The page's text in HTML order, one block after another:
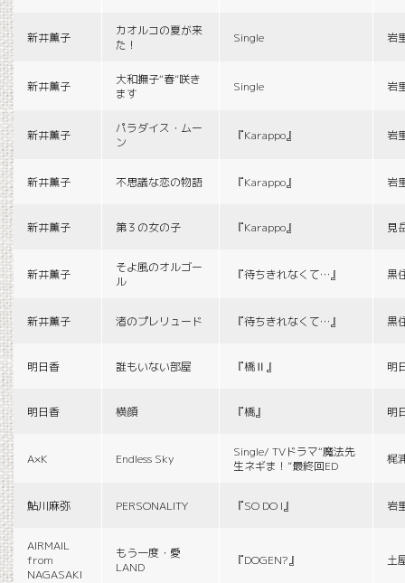
新井薫子
カオルコの夏が来
た！
Single 岩
新井薫子
大和撫子“春”咲き
ます
Single 岩
新井薫子
パラダイス・ムー
ン
『Karappo』 岩
新井薫子 不思議な恋の物語 『Karappo』 岩
新井薫子 第３の女の子 『Karappo』 見
新井薫子
そよ風のオルゴー
ル
『待ちきれなくて…』 黒
新井薫子 渚のプレリュード 『待ちきれなくて…』 黒
明日香 誰もいない部屋 『橋Ⅱ』 明
明日香 横顔 『橋』 明
A×K Endless Sky
Single/ TVドラマ“魔法先
生ネギま！”最終回ED
梶
鮎川麻弥 PERSONALITY 『SO DO I』 岩
AIRMAIL
from
NAGASAKI
もう一度・愛
LAND
『DOGEN?』 土